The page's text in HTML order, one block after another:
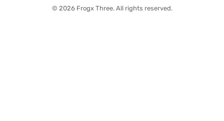
© 2026 Frogx Three. All rights reserved.